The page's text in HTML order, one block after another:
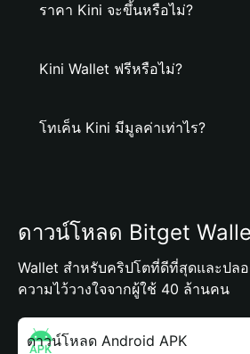
ราคา Kini จะขึ้นหรือไม่?
Kini Wallet ฟรีหรือไม่?
โทเค็น Kini มีมูลค่าเท่าไร?
ดาวน์โหลด Bitget
Wallet สำหรับคริปโตที่ดีที่สุดและปล
ความไว้วางใจจากผู้ใช้ 40 ล้านคน
ดาวน์โหลด Android APK